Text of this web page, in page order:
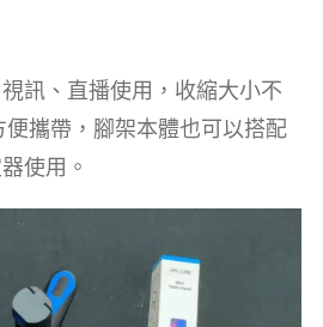
訊、直播使用，收縮大小不
攜帶，腳架本體也可以搭配
使用。